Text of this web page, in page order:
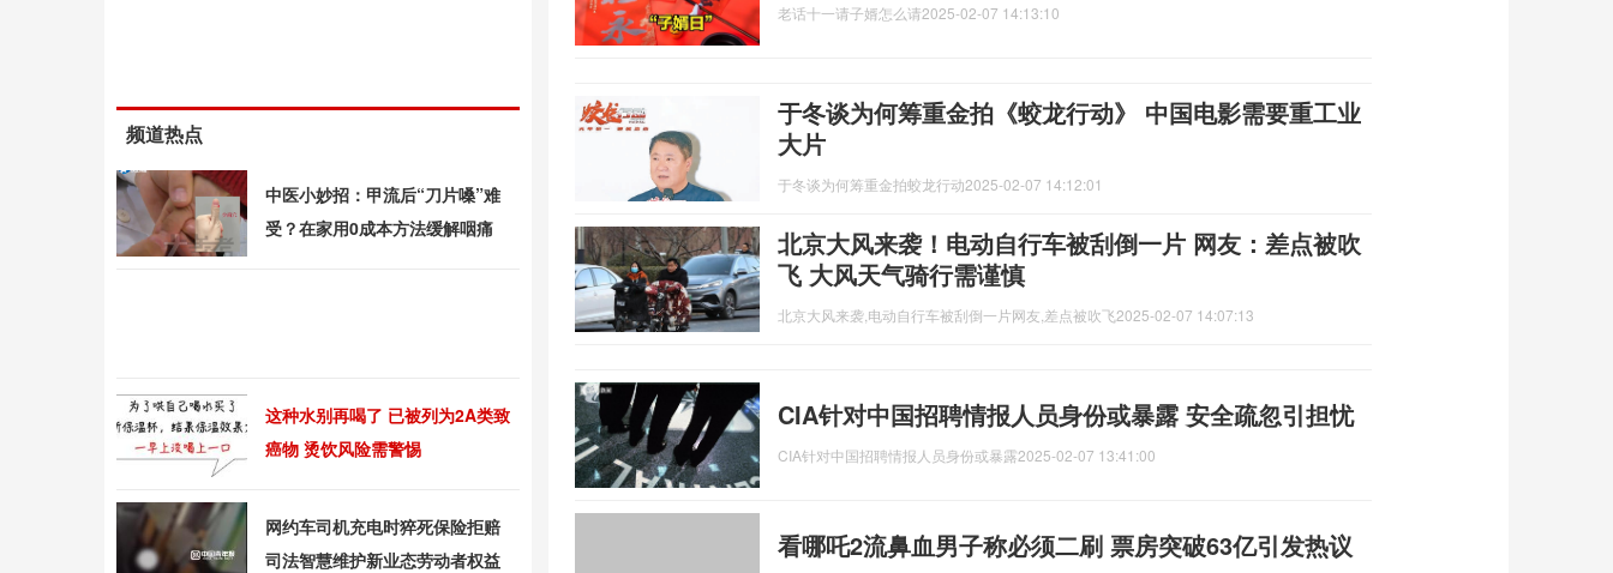
老话十一请子婿怎么请2025-02-07 14:13:10
于冬谈为何筹重金拍《蛟龙行动》 中国电影需要重工业
大片
于冬谈为何筹重金拍蛟龙行动2025-02-07 14:12:01
北京大风来袭！电动自行车被刮倒一片 网友：差点被吹
飞 大风天气骑行需谨慎
北京大风来袭,电动自行车被刮倒一片网友,差点被吹飞2025-02-07 14:07:13
CIA针对中国招聘情报人员身份或暴露 安全疏忽引担忧
CIA针对中国招聘情报人员身份或暴露2025-02-07 13:41:00
看哪吒2流鼻血男子称必须二刷 票房突破63亿引发热议
频道热点
中医小妙招：甲流后“刀片嗓”难
受？在家用0成本方法缓解咽痛
这种水别再喝了 已被列为2A类致
癌物 烫饮风险需警惕
网约车司机充电时猝死保险拒赔
司法智慧维护新业态劳动者权益